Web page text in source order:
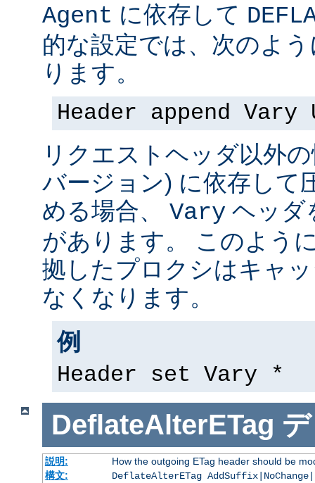
Agent に依存して
的な設定では、次のよ
ります。
Header append Vary
リクエストヘッダ以外
バージョン) に依存して
める場合、 Vary ヘッ
があります。 このよう
拠したプロクシはキャ
なくなります。
例
Header set Vary *
DeflateAlterETag
説明:
How the outgoing ETag header should be
構文:
DeflateAlterETag